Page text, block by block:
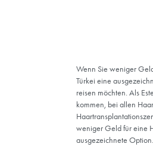
Es ist wichtig,
die USA an
authentischen
Museen,
die USA und